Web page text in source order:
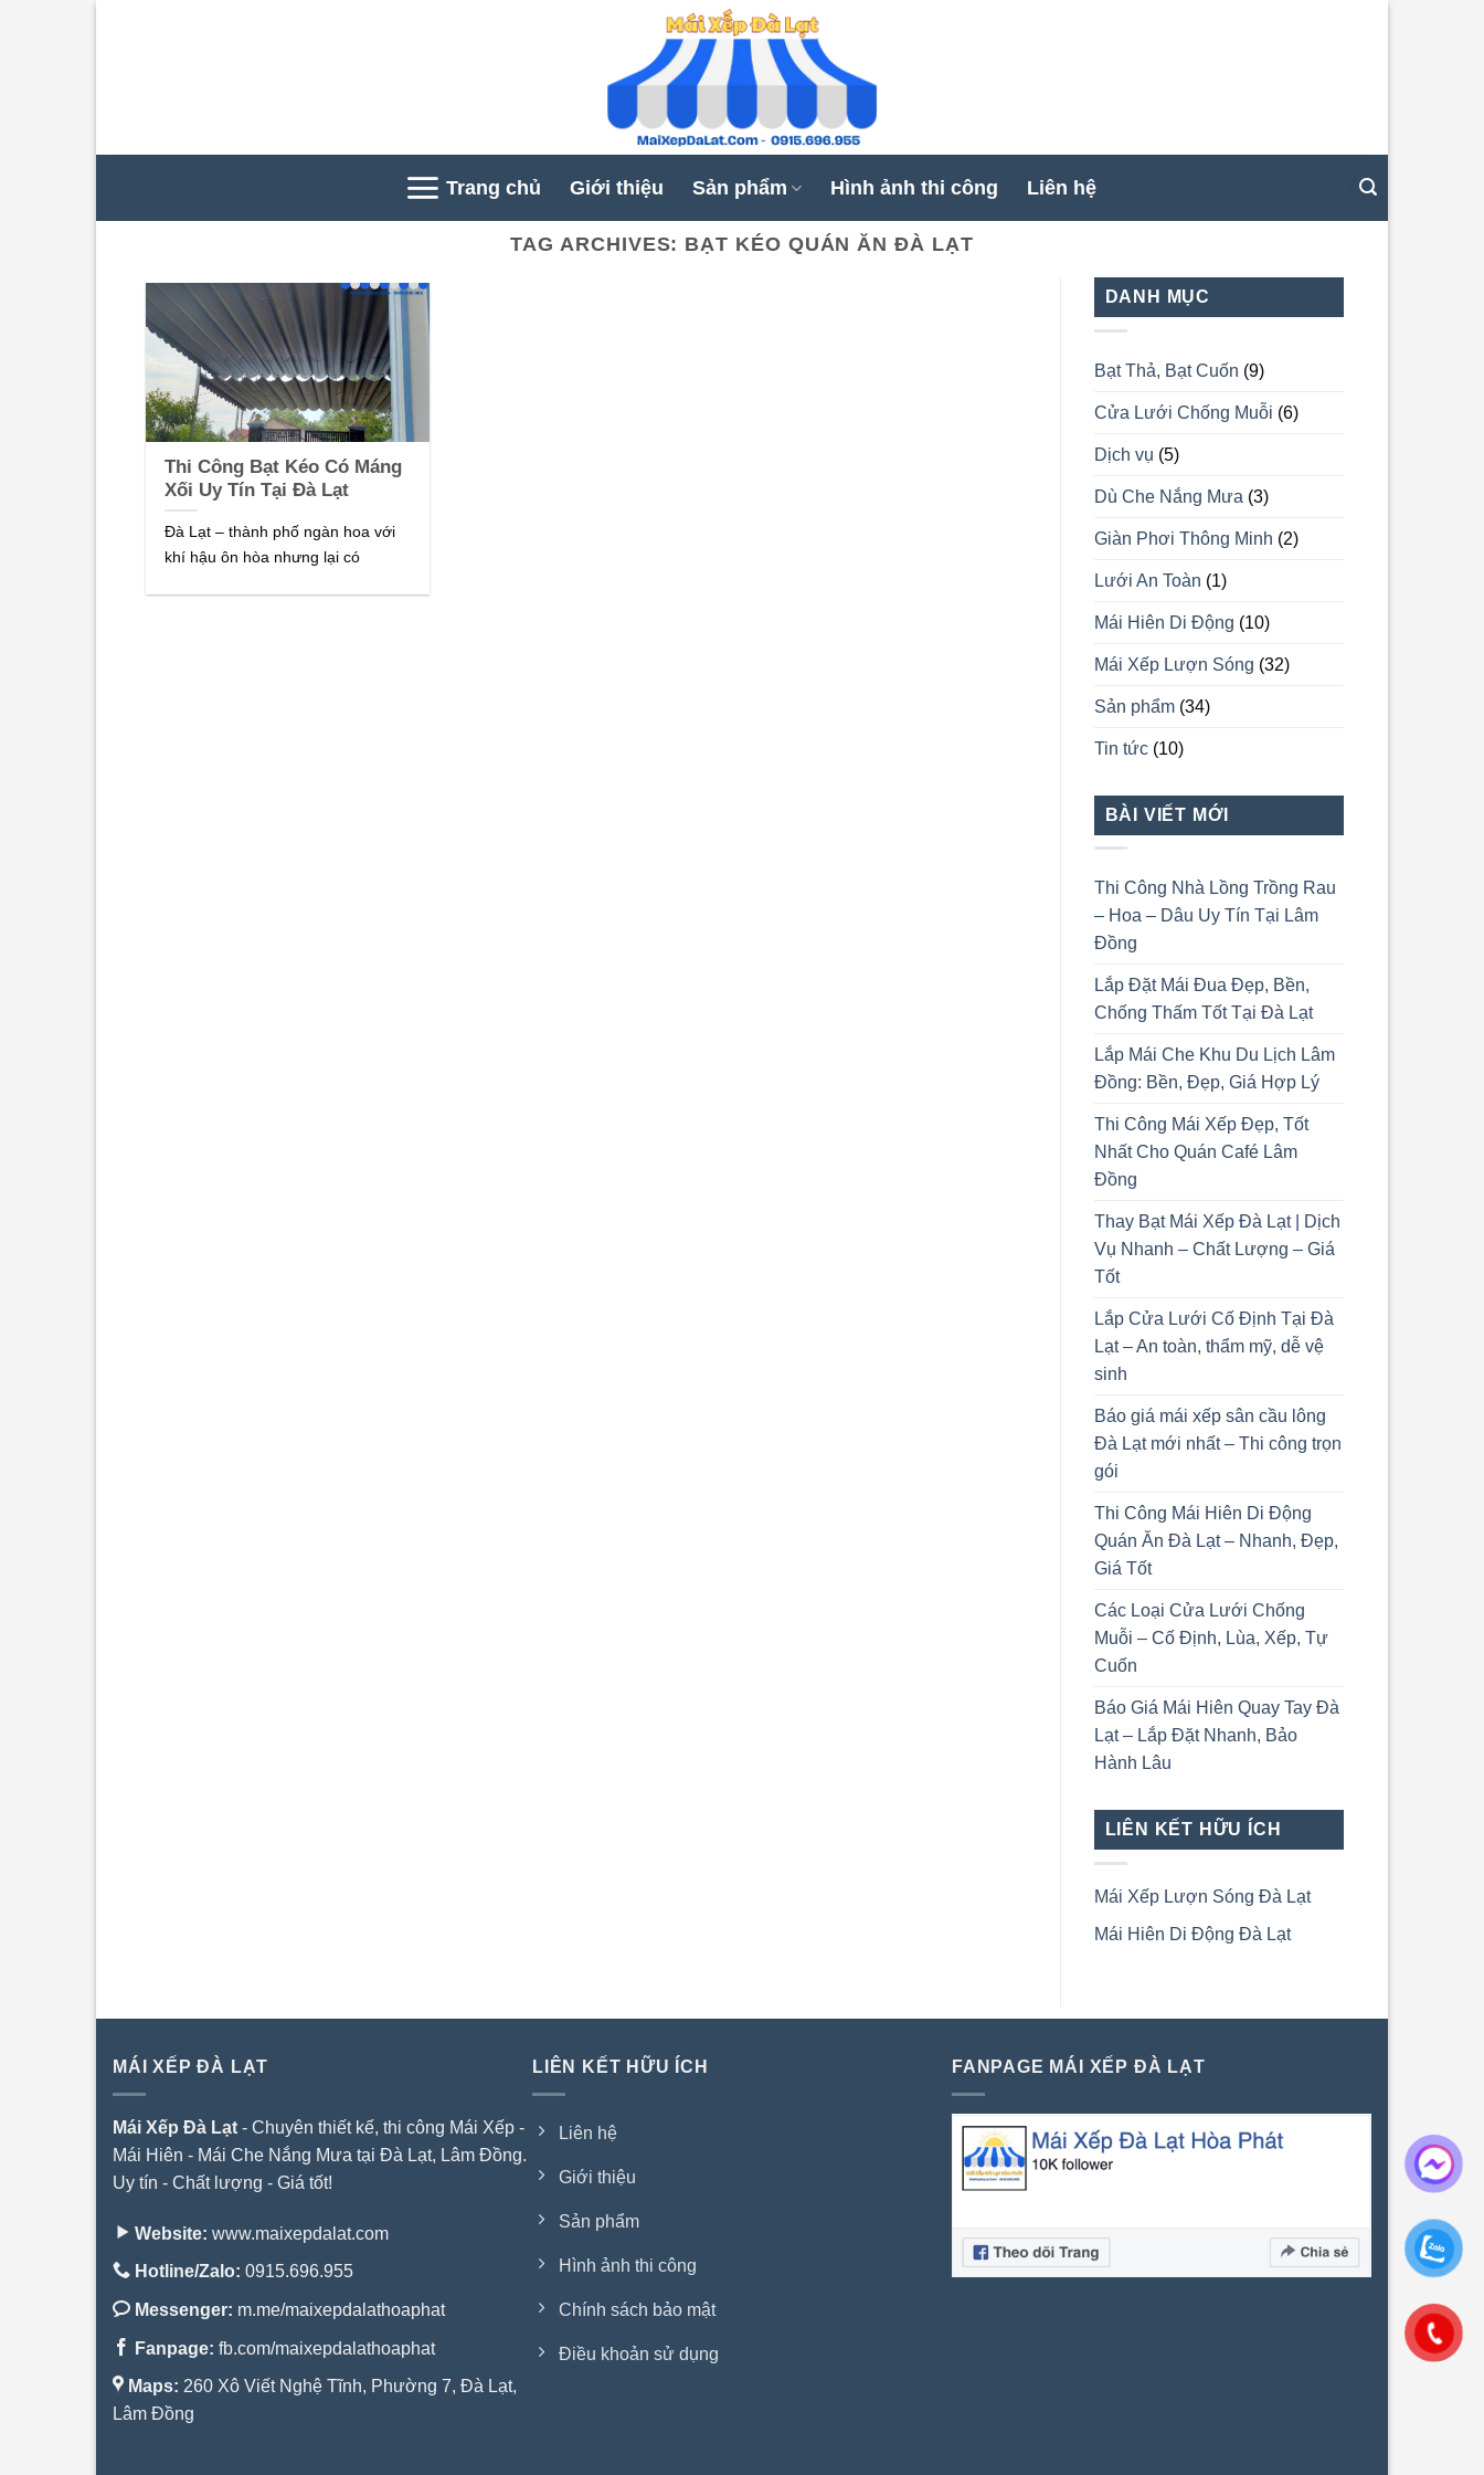
Trang chủ Giới thiệu Sản phẩm Hình ảnh thi công Liên hệ
TAG ARCHIVES: BẠT KÉO QUÁN ĂN ĐÀ LẠT
Thi Công Bạt Kéo Có Máng
Xối Uy Tín Tại Đà Lạt
Đà Lạt – thành phố ngàn hoa với
khí hậu ôn hòa nhưng lại có
DANH MỤC
Bạt Thả, Bạt Cuốn (9)
Cửa Lưới Chống Muỗi (6)
Dịch vụ (5)
Dù Che Nắng Mưa (3)
Giàn Phơi Thông Minh (2)
Lưới An Toàn (1)
Mái Hiên Di Động (10)
Mái Xếp Lượn Sóng (32)
Sản phẩm(34)
Tin tức(10)
BÀI VIẾT MỚI
Thi Công Nhà Lồng Trồng Rau
– Hoa – Dâu Uy Tín Tại Lâm
Đồng
Lắp Đặt Mái Đua Đẹp, Bền,
Chống Thấm Tốt Tại Đà Lạt
Lắp Mái Che Khu Du Lịch Lâm
Đồng: Bền, Đẹp, Giá Hợp Lý
Thi Công Mái Xếp Đẹp, Tốt
Nhất Cho Quán Café Lâm
Đồng
Thay Bạt Mái Xếp Đà Lạt | Dịch
Vụ Nhanh – Chất Lượng – Giá
Tốt
Lắp Cửa Lưới Cố Định Tại Đà
Lạt – An toàn, thẩm mỹ, dễ vệ
sinh
Báo giá mái xếp sân cầu lông
Đà Lạt mới nhất – Thi công trọn
gói
Thi Công Mái Hiên Di Động
Quán Ăn Đà Lạt – Nhanh, Đẹp,
Giá Tốt
Các Loại Cửa Lưới Chống
Muỗi – Cố Định, Lùa, Xếp, Tự
Cuốn
Báo Giá Mái Hiên Quay Tay Đà
Lạt – Lắp Đặt Nhanh, Bảo
Hành Lâu
LIÊN KẾT HỮU ÍCH
Mái Xếp Lượn Sóng Đà Lạt
Mái Hiên Di Động Đà Lạt
MÁI XẾP ĐÀ LẠT
Mái Xếp Đà Lạt - Chuyên thiết kế, thi công Mái Xếp -
Mái Hiên - Mái Che Nắng Mưa tại Đà Lạt, Lâm Đồng.
Uy tín - Chất lượng - Giá tốt!
Website: www.maixepdalat.com
Hotline/Zalo: 0915.696.955
Messenger: m.me/maixepdalathoaphat
Fanpage: fb.com/maixepdalathoaphat
Maps: 260 Xô Viết Nghệ Tĩnh, Phường 7, Đà Lạt,
Lâm Đồng
LIÊN KẾT HỮU ÍCH
Liên hệ
Giới thiệu
Sản phẩm
Hình ảnh thi công
Chính sách bảo mật
Điều khoản sử dụng
FANPAGE MÁI XẾP ĐÀ LẠT